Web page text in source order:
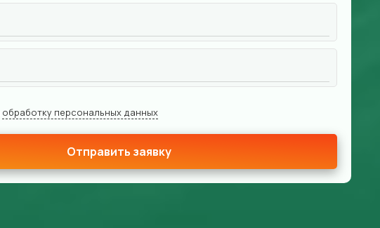
обработку персональных данных
Отправить заявку